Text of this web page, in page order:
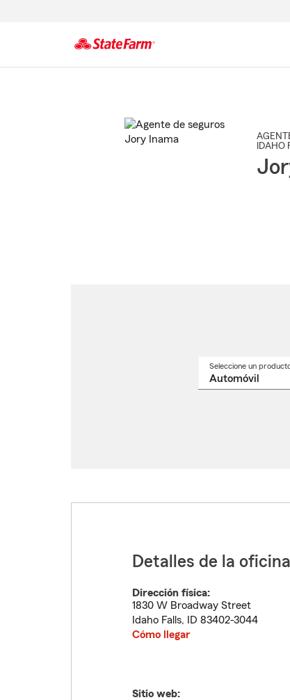
IDAHO
Seleccione un
Detalles de la
Dirección física:
1830 W Broadway Street
Idaho Falls, ID 83402-3044
Cómo llegar
Sitio web: